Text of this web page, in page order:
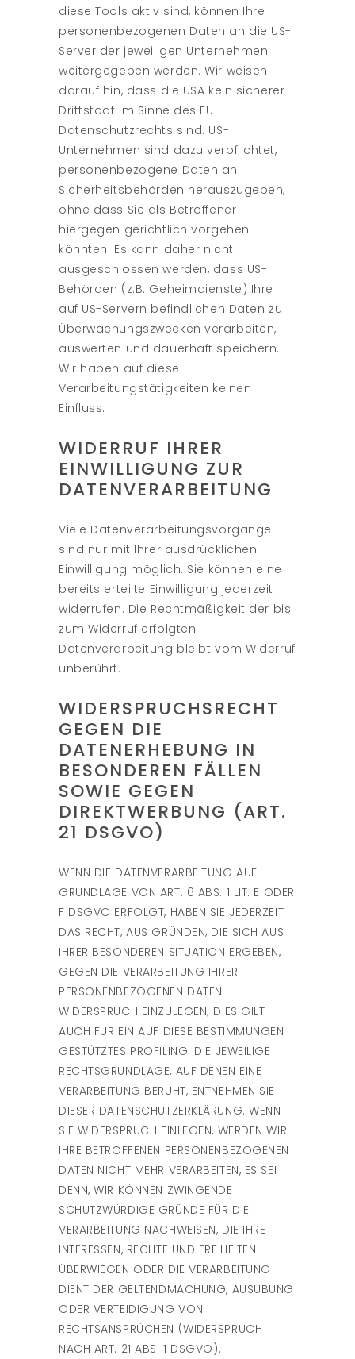
diese Tools aktiv sind, können Ihre
personenbezogenen Daten an die US-
Server der jeweiligen Unternehmen
weitergegeben werden. Wir weisen
darauf hin, dass die USA kein sicherer
Drittstaat im Sinne des EU-
Datenschutzrechts sind. US-
Unternehmen sind dazu verpflichtet,
personenbezogene Daten an
Sicherheitsbehörden herauszugeben,
ohne dass Sie als Betroffener
hiergegen gerichtlich vorgehen
könnten. Es kann daher nicht
ausgeschlossen werden, dass US-
Behörden (z.B. Geheimdienste) Ihre
auf US-Servern befindlichen Daten zu
Überwachungszwecken verarbeiten,
auswerten und dauerhaft speichern.
Wir haben auf diese
Verarbeitungstätigkeiten keinen
Einfluss.
WIDERRUF IHRER
EINWILLIGUNG ZUR
DATENVERARBEITUNG
Viele Datenverarbeitungsvorgänge
sind nur mit Ihrer ausdrücklichen
Einwilligung möglich. Sie können eine
bereits erteilte Einwilligung jederzeit
widerrufen. Die Rechtmäßigkeit der bis
zum Widerruf erfolgten
Datenverarbeitung bleibt vom Widerruf
unberührt.
WIDERSPRUCHSRECHT
GEGEN DIE
DATENERHEBUNG IN
BESONDEREN FÄLLEN
SOWIE GEGEN
DIREKTWERBUNG (ART.
21 DSGVO)
WENN DIE DATENVERARBEITUNG AUF
GRUNDLAGE VON ART. 6 ABS. 1 LIT. E ODER
F DSGVO ERFOLGT, HABEN SIE JEDERZEIT
DAS RECHT, AUS GRÜNDEN, DIE SICH AUS
IHRER BESONDEREN SITUATION ERGEBEN,
GEGEN DIE VERARBEITUNG IHRER
PERSONENBEZOGENEN DATEN
WIDERSPRUCH EINZULEGEN; DIES GILT
AUCH FÜR EIN AUF DIESE BESTIMMUNGEN
GESTÜTZTES PROFILING. DIE JEWEILIGE
RECHTSGRUNDLAGE, AUF DENEN EINE
VERARBEITUNG BERUHT, ENTNEHMEN SIE
DIESER DATENSCHUTZERKLÄRUNG. WENN
SIE WIDERSPRUCH EINLEGEN, WERDEN WIR
IHRE BETROFFENEN PERSONENBEZOGENEN
DATEN NICHT MEHR VERARBEITEN, ES SEI
DENN, WIR KÖNNEN ZWINGENDE
SCHUTZWÜRDIGE GRÜNDE FÜR DIE
VERARBEITUNG NACHWEISEN, DIE IHRE
INTERESSEN, RECHTE UND FREIHEITEN
ÜBERWIEGEN ODER DIE VERARBEITUNG
DIENT DER GELTENDMACHUNG, AUSÜBUNG
ODER VERTEIDIGUNG VON
RECHTSANSPRÜCHEN (WIDERSPRUCH
NACH ART. 21 ABS. 1 DSGVO).